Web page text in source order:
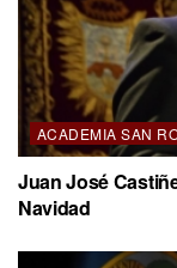
ACADEMIA SAN
Juan José
Navidad